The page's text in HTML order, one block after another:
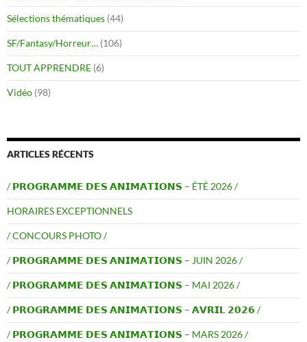
Sélections thématiques (44)
SF/Fantasy/Horreur… (106)
TOUT APPRENDRE (6)
Vidéo (98)
ARTICLES RÉCENTS
/ 𝗣𝗥𝗢𝗚𝗥𝗔𝗠𝗠𝗘 𝗗𝗘𝗦 𝗔𝗡𝗜𝗠𝗔𝗧𝗜𝗢𝗡𝗦 – ÉTÉ 2026 /
HORAIRES EXCEPTIONNELS
/ CONCOURS PHOTO /
/ 𝗣𝗥𝗢𝗚𝗥𝗔𝗠𝗠𝗘 𝗗𝗘𝗦 𝗔𝗡𝗜𝗠𝗔𝗧𝗜𝗢𝗡𝗦 – JUIN 2026 /
/ 𝗣𝗥𝗢𝗚𝗥𝗔𝗠𝗠𝗘 𝗗𝗘𝗦 𝗔𝗡𝗜𝗠𝗔𝗧𝗜𝗢𝗡𝗦 – MAI 2026 /
/ 𝗣𝗥𝗢𝗚𝗥𝗔𝗠𝗠𝗘 𝗗𝗘𝗦 𝗔𝗡𝗜𝗠𝗔𝗧𝗜𝗢𝗡𝗦 – 𝗔𝗩𝗥𝗜𝗟 𝟮𝟬𝟮𝟲 /
/ 𝗣𝗥𝗢𝗚𝗥𝗔𝗠𝗠𝗘 𝗗𝗘𝗦 𝗔𝗡𝗜𝗠𝗔𝗧𝗜𝗢𝗡𝗦 – MARS 2026 /